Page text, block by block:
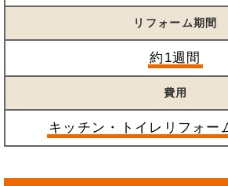
リフォーム期間
約1週間
費用
キッチン・トイレリフォ